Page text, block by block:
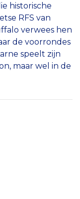
historische
RFS van
verwees hen
de voorrondes
speelt zijn
maar wel in de